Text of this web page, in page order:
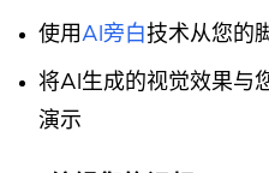
使用AI旁白 技术从您的
将AI生成的视觉效果与
演示